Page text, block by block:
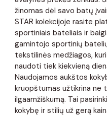
žinomas dėl savo batų
STAR kolekcijoje rasite
sportiniais bateliais ir
gamintojo sportinių
tekstilinės medžiagos,
naudoti tiek kiekvieną
Naudojamos aukštos
kruopštumas užtikrina ne
ilgaamžiškumą. Tai
kokybę ir stilių už gerą